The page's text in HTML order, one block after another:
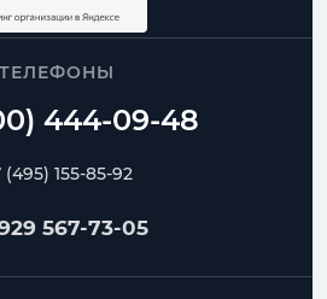
работа с монтажниками
ТЕЛЕФОНЫ
(495) 155-85-92
567-73-05